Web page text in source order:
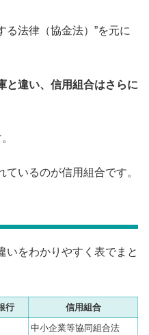
法律（協金法）”を元に
と違い、信用組合はさらに
いるのが信用組合です。
いをわかりやすく表でまと
行 信用組合
中小企業等協同組合法